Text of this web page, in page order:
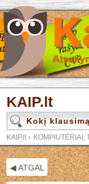
KAIP.lt
KAIP.lt › KOMPIUTERIAI,
◀ ATGAL